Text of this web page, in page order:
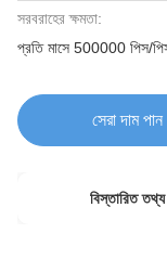
সরবরাহের ক্ষমতা:
প্রতি মাসে 500000 পিস/
সেরা দাম পান
বিস্তারিত তথ্য